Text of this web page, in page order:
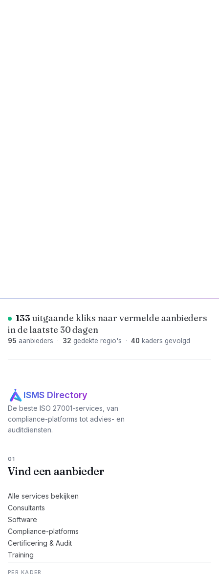
133 uitgaande kliks naar vermelde aanbieders
in de laatste 30 dagen
95 aanbieders · 32 gedekte regio's · 40 kaders gevolgd
ISMS Directory
De beste ISO 27001-services, van
compliance-platforms tot advies- en
auditdiensten.
01
Vind een aanbieder
Alle services bekijken
Consultants
Software
Compliance-platforms
Certificering & Audit
Training
PER KADER